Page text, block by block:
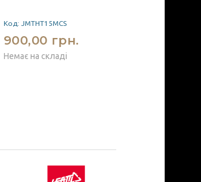
Код: JMTHT15MCS
900,00 грн.
Немає на складі